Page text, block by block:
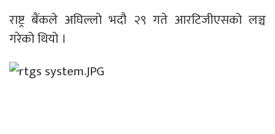
राष्ट्र बैंकले अघिल्लो भदौ २९ गते आरटिजीएसको लञ्च
गरेको थियो ।